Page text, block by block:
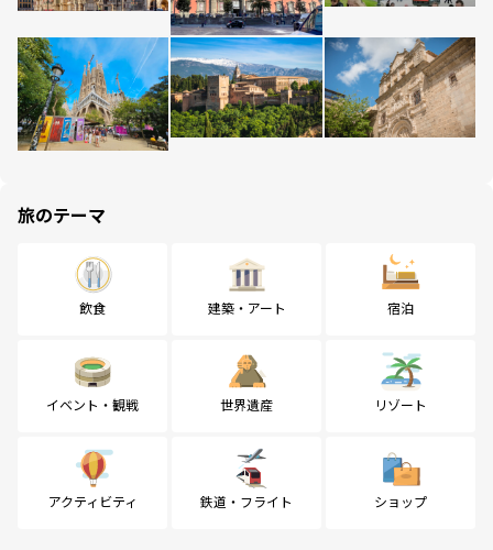
旅のテーマ
飲食 建築・アート 宿泊
イベント・観戦 世界遺産 リゾート
アクティビティ 鉄道・フライト ショップ